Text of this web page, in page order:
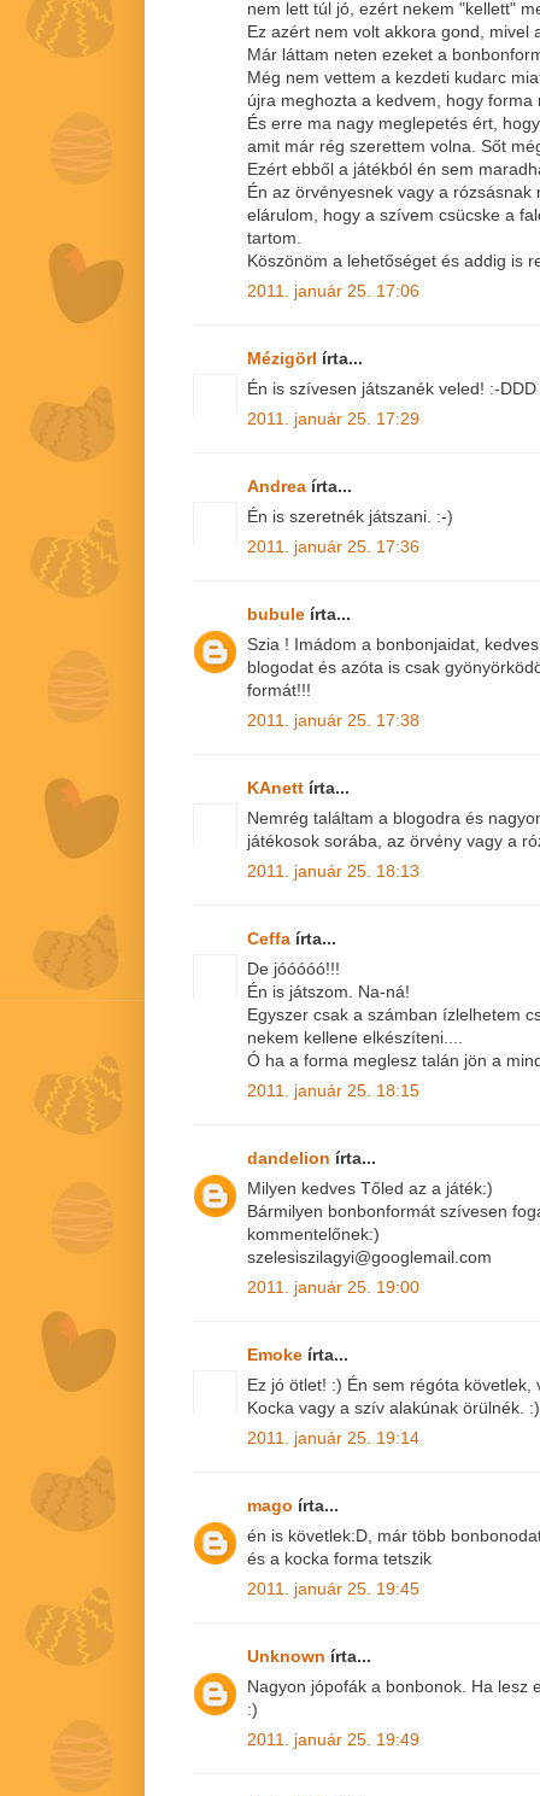
nem lett túl jó, ezért nekem "kellett"
Ez azért nem volt akkora gond, mivel
Már láttam neten ezeket a
Még nem vettem a kezdeti kudarc
újra meghozta a kedvem, hogy
És erre ma nagy meglepetés ért,
amit már rég szerettem volna. Sőt
Ezért ebből a játékból én sem
Én az örvényesnek vagy a
elárulom, hogy a szívem csücske a
tartom.
Köszönöm a lehetőséget és addig is
2011. január 25. 17:06
Mézigörl írta...
Én is szívesen játszanék veled! :-DDD
2011. január 25. 17:29
Andrea írta...
Én is szeretnék játszani. :-)
2011. január 25. 17:36
bubule írta...
Szia ! Imádom a bonbonjaidat,
blogodat és azóta is csak
formát!!!
2011. január 25. 17:38
KAnett írta...
Nemrég találtam a blogodra és
játékosok sorába, az örvény vagy a
2011. január 25. 18:13
Ceffa írta...
De jóóóóó!!!
Én is játszom. Na-ná!
Egyszer csak a számban ízlelhetem
nekem kellene elkészíteni....
Ó ha a forma meglesz talán jön a
2011. január 25. 18:15
dandelion írta...
Milyen kedves Tőled az a játék:)
Bármilyen bonbonformát szívesen
kommentelőnek:)
szelesiszilagyi@googlemail.com
2011. január 25. 19:00
Emoke írta...
Ez jó ötlet! :) Én sem régóta
Kocka vagy a szív alakúnak örülnék. :)
2011. január 25. 19:14
mago írta...
én is követlek:D, már több
és a kocka forma tetszik
2011. január 25. 19:45
Unknown írta...
Nagyon jópofák a bonbonok. Ha lesz
:)
2011. január 25. 19:49